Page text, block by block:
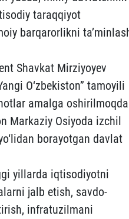
taraqqiyot
barqarorlikni
Shavkat Mirziyoyev
O‘zbekiston” tamoyili
amalga
Markaziy Osiyoda izchil
borayotgan davlat
yillarda iqtisodiyotni
jalb etish, savdo-
infratuzilmani